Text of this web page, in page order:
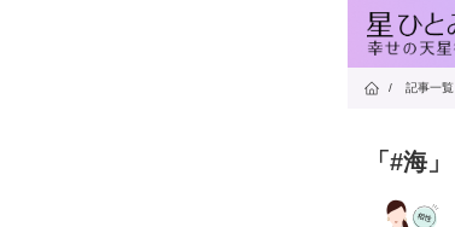
/ 記事一覧
「#海」